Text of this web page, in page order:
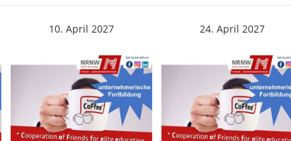
10. April 2027 24. April 2027